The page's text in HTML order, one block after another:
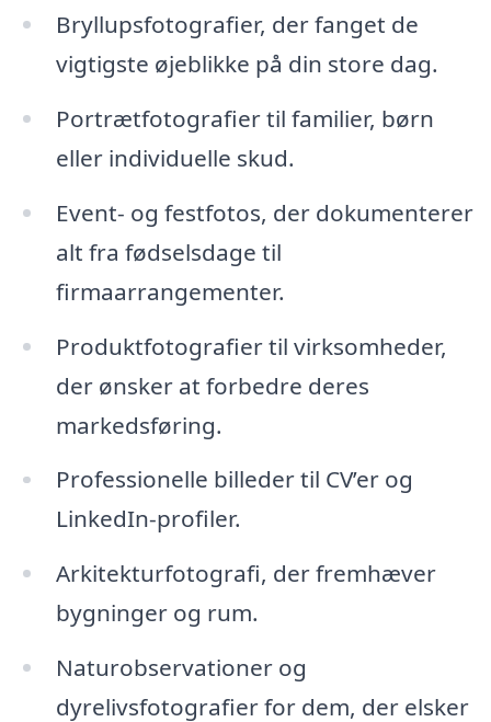
Bryllupsfotografier, der fanget de
vigtigste øjeblikke på din store dag.
Portrætfotografier til familier, børn
eller individuelle skud.
Event- og festfotos, der dokumenterer
alt fra fødselsdage til
firmaarrangementer.
Produktfotografier til virksomheder,
der ønsker at forbedre deres
markedsføring.
Professionelle billeder til CV’er og
LinkedIn-profiler.
Arkitekturfotografi, der fremhæver
bygninger og rum.
Naturobservationer og
dyrelivsfotografier for dem, der elsker